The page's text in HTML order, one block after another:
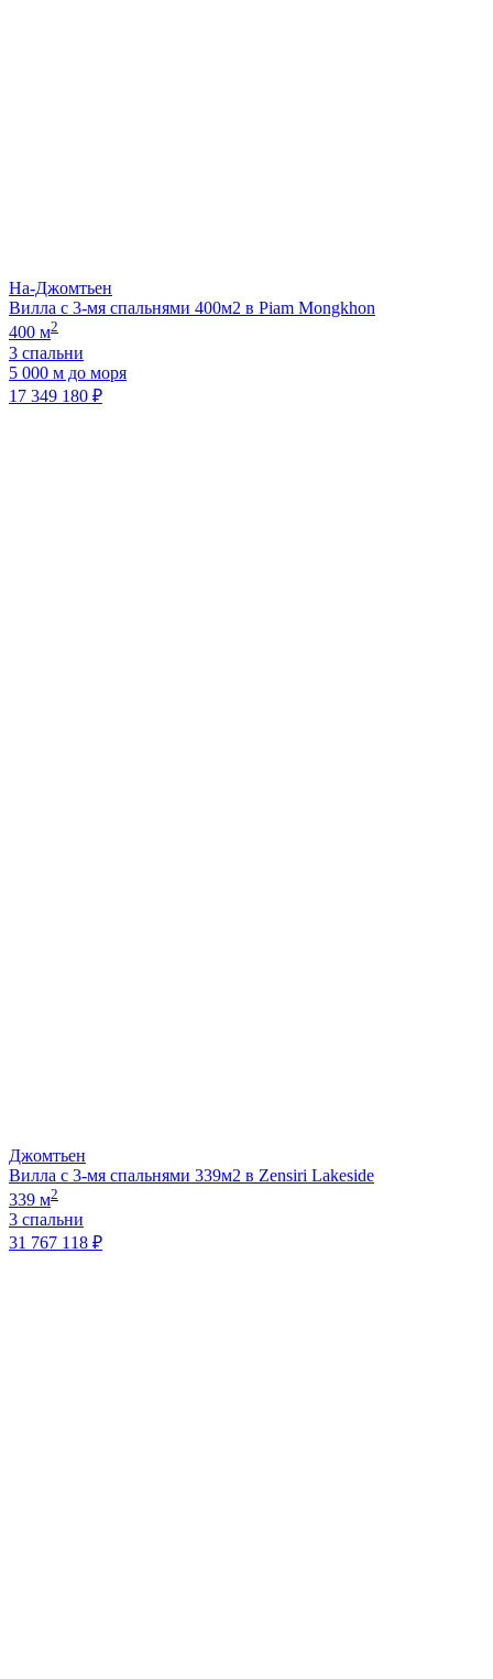
На-Джомтьен
Вилла с 3-мя спальнями 400м2 в Piam Mongkhon
400 м2
3 спальни
5 000 м до моря
17 349 180 ₽
Джомтьен
Вилла с 3-мя спальнями 339м2 в Zensiri Lakeside
339 м2
3 спальни
31 767 118 ₽